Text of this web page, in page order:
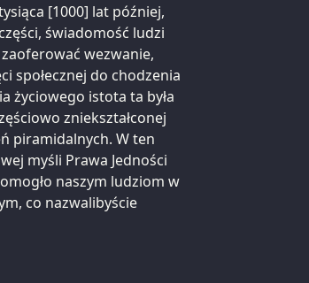
[1000] lat później,
świadomość ludzi
wezwanie,
społecznej do chodzenia
życiowego istota ta była
zniekształconej
piramidalnych. W ten
myśli Prawa Jedności
naszym ludziom w
co nazwalibyście